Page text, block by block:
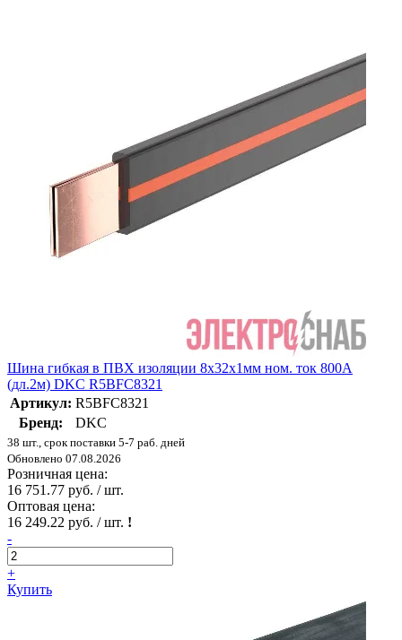
Шина гибкая в ПВХ изоляции 8х32х1мм ном. ток 800А
(дл.2м) DKC R5BFC8321
Артикул: R5BFC8321
Бренд:
DKC
38 шт., срок поставки 5-7 раб. дней
Обновлено 07.08.2026
Розничная цена:
16 751.77 руб. / шт.
Оптовая цена:
16 249.22 руб. / шт. !
-
+
Купить